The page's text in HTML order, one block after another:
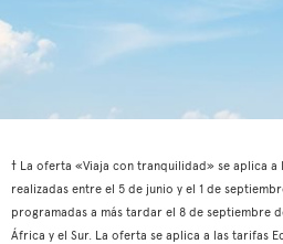
† La oferta «Viaja con tranquilidad» se aplica a
realizadas entre el 5 de junio y el 1 de
programadas a más tardar el 8 de septiembre
África y el Sur. La oferta se aplica a las tarifas